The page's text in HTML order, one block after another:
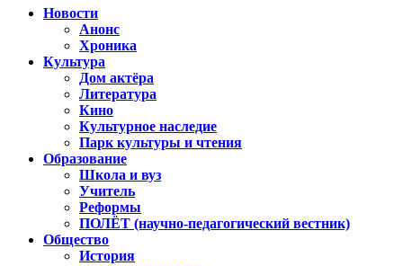
Новости
Анонс
Хроника
Культура
Дом актёра
Литература
Кино
Культурное наследие
Парк культуры и чтения
Образование
Школа и вуз
Учитель
Реформы
ПОЛЁТ (научно-педагогический вестник)
Общество
История